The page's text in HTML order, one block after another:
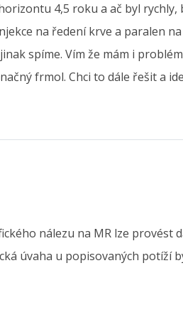
4,5 roku a ač byl
na ředení krve a paralen
spíme. Vím že mám i
frmol. Chci to dále řešit a
nálezu na MR lze provést
úvaha u popisovaných potíží